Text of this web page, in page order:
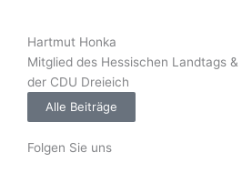
Hartmut Honka
Mitglied des Hessischen Landtags
der CDU Dreieich
Alle Beiträge
Folgen Sie uns